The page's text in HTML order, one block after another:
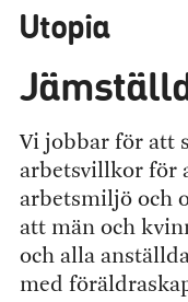
Utopia
Vi jobbar för att
arbetsvillkor för
arbetsmiljö och
att män och
och alla
med